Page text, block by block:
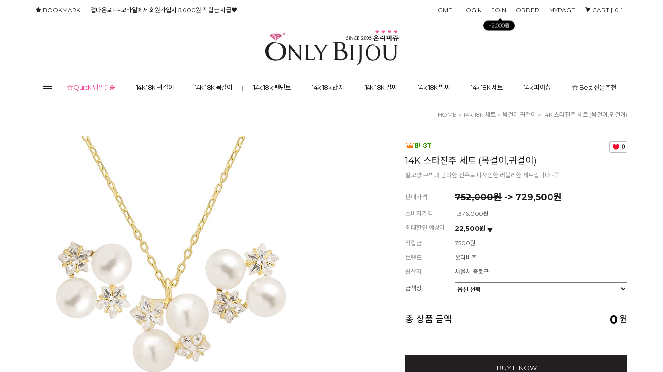
HOME LOGIN JOIN
+2,000원
ORDER MYPAGE CART [ 0 ]
BOOKMARK 앱다운로드+모바일에서 회원가입시 5,000원 적립금 지급♥
☆ Quick 당일발송 14k 18k 귀걸이 14k 18k 목걸이 14k 18k 팬던트 14k 18k 반지 14k 18k 팔찌 14k 18k 발찌 14k 18k 세트 14k 피어싱 ☆ Best 선물추천
HOME > 14k 18k 세트 > 목걸이,귀걸이 > 14K 스타진주 세트 (목걸이,귀걸이)
0
14K 스타진주 세트 (목걸이,귀걸이)
별모양 큐빅과 단아한 진주로 디자인한 러블리한 세트랍니다~♡
판매가격 752,000원 -> 729,500원
소비자가격
1,376,000원
최대할인 예상가
22,500원
적립금
7500원
브랜드
온리비쥬
원산지
서울시 종로구
금색상
총 상품 금액 0원
BUY IT NOW